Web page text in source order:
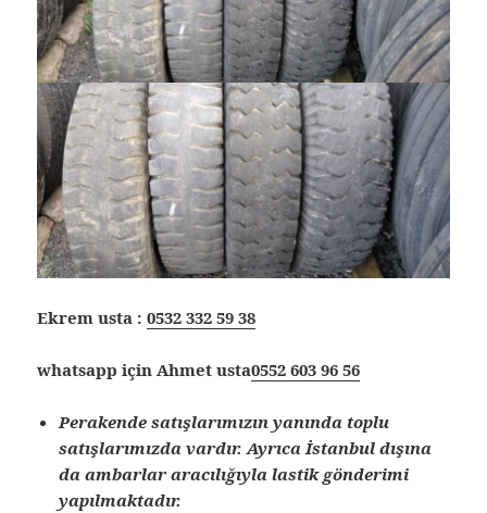
Ekrem usta :0532 332 59 38
whatsapp için Ahmet usta0552 603 96 56
Perakende satışlarımızın yanında toplu
satışlarımızda vardır. Ayrıca İstanbul dışına
da ambarlar aracılığıyla lastik gönderimi
yapılmaktadır.